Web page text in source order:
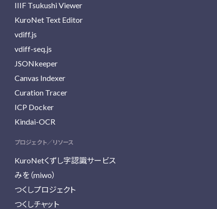
IIIF Tsukushi Viewer
KuroNet Text Editor
vdiff.js
vdiff-seq.js
JSONkeeper
Canvas Indexer
Curation Tracer
ICP Docker
Kindai-OCR
プロジェクト／リソース
KuroNetくずし字認識サービス
みを（miwo）
つくしプロジェクト
つくしチャット